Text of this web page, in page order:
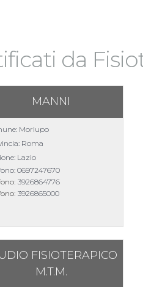
da
MANNI
Morlupo
Roma
Lazio
0697247670
3926864776
3926865000
FISIOTERAPICO
M.T.M.